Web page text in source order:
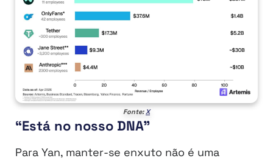
Fonte: X
“Está no nosso DNA”
Para Yan, manter-se enxuto não é uma